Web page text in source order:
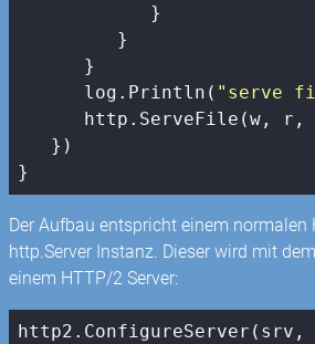
            }
         }
      }
      log.Println(
"serve
http.ServeFile(w, r,
   })
}
Der Aufbau entspricht einem normalen
http.Server Instanz. Dieser wird mit
einem HTTP/2 Server:
http2.ConfigureServer(srv,